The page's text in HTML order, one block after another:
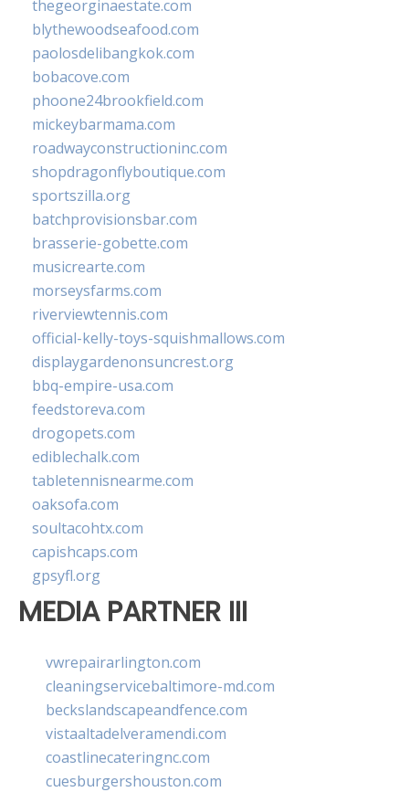
thegeorginaestate.com
blythewoodseafood.com
paolosdelibangkok.com
bobacove.com
phoone24brookfield.com
mickeybarmama.com
roadwayconstructioninc.com
shopdragonflyboutique.com
sportszilla.org
batchprovisionsbar.com
brasserie-gobette.com
musicrearte.com
morseysfarms.com
riverviewtennis.com
official-kelly-toys-squishmallows.com
displaygardenonsuncrest.org
bbq-empire-usa.com
feedstoreva.com
drogopets.com
ediblechalk.com
tabletennisnearme.com
oaksofa.com
soultacohtx.com
capishcaps.com
gpsyfl.org
MEDIA PARTNER III
vwrepairarlington.com
cleaningservicebaltimore-md.com
beckslandscapeandfence.com
vistaaltadelveramendi.com
coastlinecateringnc.com
cuesburgershouston.com